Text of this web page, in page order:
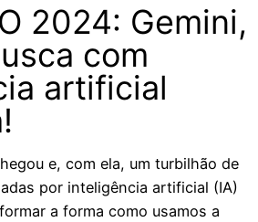
2024: Gemini,
com
artificial
e, com ela, um turbilhão de
por inteligência artificial (IA)
a forma como usamos a